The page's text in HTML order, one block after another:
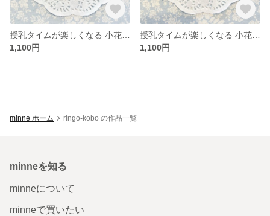
1,100円
1,100円
minne ホーム ringo-kobo の作品一覧
minneを知る
minneについて
minneで買いたい